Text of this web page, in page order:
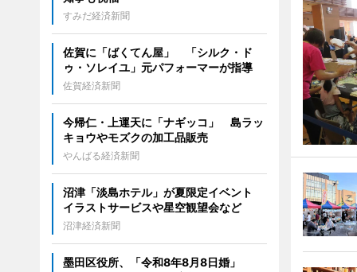
すみだ経済新聞
佐賀に「ばくてん屋」 「シルク・ド
ゥ・ソレイユ」元パフォーマーが指導
佐賀経済新聞
今帰仁・上運天に「ナギッコ」 島ラッ
キョウやモズクの加工品販売
やんばる経済新聞
沼津「淡島ホテル」が夏限定イベント
イラストサービスや星空観望会など
沼津経済新聞
墨田区役所、「令和8年8月8日婚」